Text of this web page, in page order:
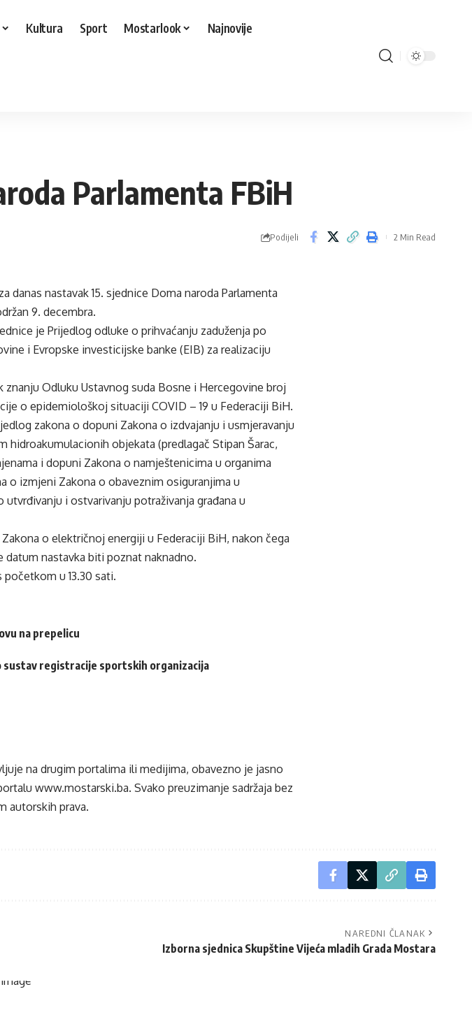
Kultura Sport Mostarlook Najnovije
Parlamenta FBiH
Podijeli 2 Min Read
danas nastavak 15. sjednice Doma naroda Parlamenta
9. decembra.
je Prijedlog odluke o prihvaćanju zaduženja po
i Evropske investicijske banke (EIB) za realizaciju
Odluku Ustavnog suda Bosne i Hercegovine broj
o epidemiološkoj situaciji COVID – 19 u Federaciji BiH.
zakona o dopuni Zakona o izdvajanju i usmjeravanju
objekata (predlagač Stipan Šarac,
i dopuni Zakona o namještenicima u organima
o izmjeni Zakona o obaveznim osiguranjima u
i ostvarivanju potraživanja građana u
o električnoj energiji u Federaciji BiH, nakon čega
datum nastavka biti poznat naknadno.
početkom u 13.30 sati.
na prepelicu
registracije sportskih organizacija
na drugim portalima ili medijima, obavezno je jasno
www.mostarski.ba. Svako preuzimanje sadržaja bez
autorskih prava.
NAREDNI ČLANAK
Izborna sjednica Skupštine Vijeća mladih Grada Mostara